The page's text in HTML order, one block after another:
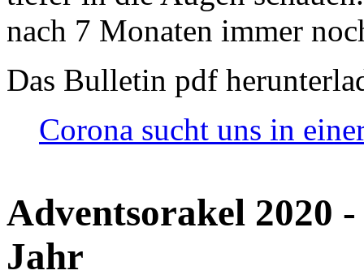
nach 7 Monaten immer
Das Bulletin pdf
Corona sucht uns in
Adventsorakel 2020
Jahr